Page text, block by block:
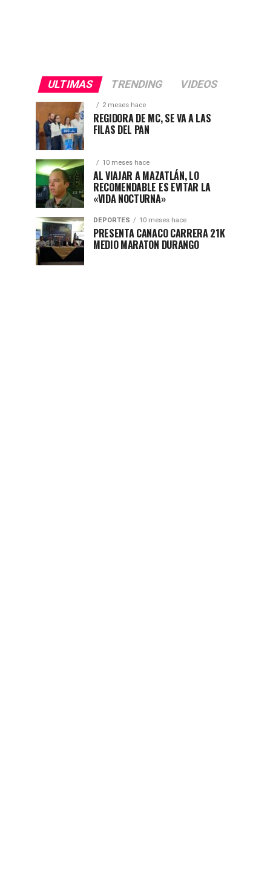
ULTIMAS TRENDING VIDEOS
2 meses hace
REGIDORA DE MC, SE VA A LAS
FILAS DEL PAN
10 meses hace
AL VIAJAR A MAZATLÁN, LO
RECOMENDABLE ES EVITAR LA
«VIDA NOCTURNA»
DEPORTES 10 meses hace
PRESENTA CANACO CARRERA 21K
MEDIO MARATON DURANGO